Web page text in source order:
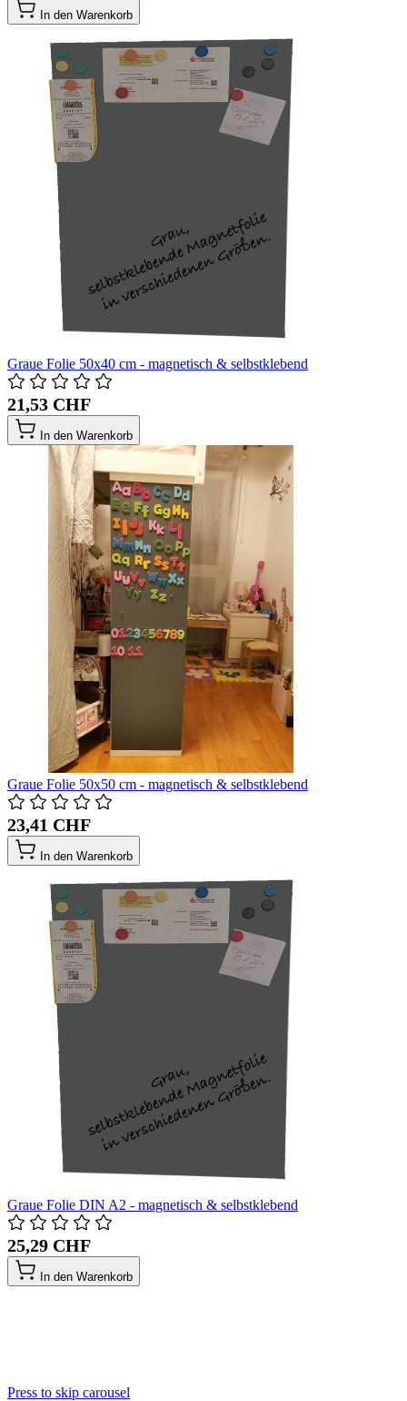
In den Warenkorb
Graue Folie 50x40 cm - magnetisch & selbstklebend
21,53 CHF
In den Warenkorb
Graue Folie 50x50 cm - magnetisch & selbstklebend
23,41 CHF
In den Warenkorb
Graue Folie DIN A2 - magnetisch & selbstklebend
25,29 CHF
In den Warenkorb
Press to skip carousel